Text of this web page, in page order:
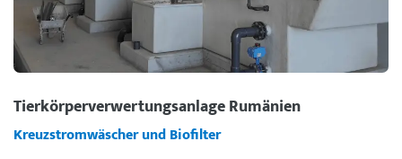
Tierkörperverwertungsanlage Rumänien
Kreuzstromwäscher und Biofilter